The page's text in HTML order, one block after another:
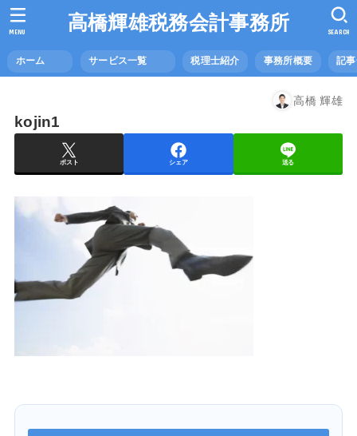
高橋輝雄税務会計事務所
ホーム サービス一覧 税理士紹介 事務所概要 記
SEARCH
MENU
高橋 輝雄
kojin1
ポスト シェア 送る